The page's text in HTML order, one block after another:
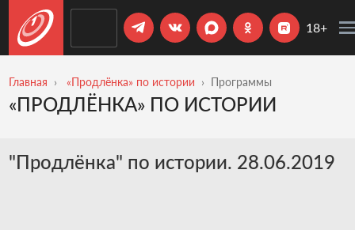
18+
Главная «Продлёнка» по истории Программы
«ПРОДЛЁНКА» ПО ИСТОРИИ
"Продлёнка" по истории. 28.06.2019